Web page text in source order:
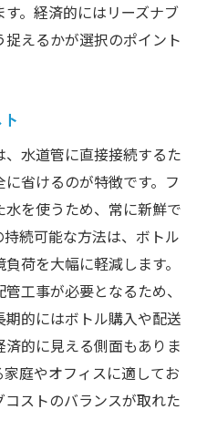
。経済的にはリーズナブ
えるかが選択のポイント
水道管に直接接続するた
省けるのが特徴です。フ
を使うため、常に新鮮で
続可能な方法は、ボトル
荷を大幅に軽減します。
工事が必要となるため、
的にはボトル購入や配送
的に見える側面もありま
庭やオフィスに適してお
ストのバランスが取れた